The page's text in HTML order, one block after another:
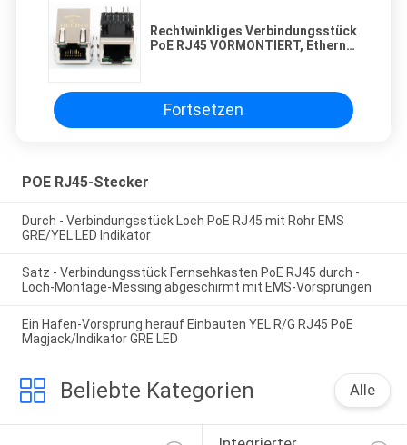
Rechtwinkliges Verbindungsstück
PoE RJ45 VORMONTIERT, Ethernet
Fortsetzen
POE RJ45-Stecker
Durch - Verbindungsstück Loch PoE RJ45 mit Rohr EMS
GRE/YEL LED Indikator
Satz - Verbindungsstück Fernsehkasten PoE RJ45 durch -
Loch-Montage-Messing abgeschirmt mit EMS-Vorsprüngen
Ein Hafen-Vorsprung herauf Einbauten YEL R/G RJ45 PoE
Magjack/Indikator GRE LED
Beliebte Kategorien Alle